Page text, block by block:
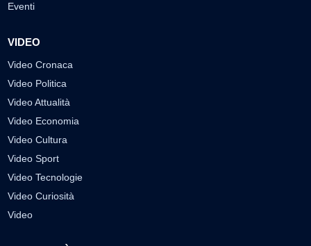
Eventi
VIDEO
Video Cronaca
Video Politica
Video Attualità
Video Economia
Video Cultura
Video Sport
Video Tecnologie
Video Curiosità
Video